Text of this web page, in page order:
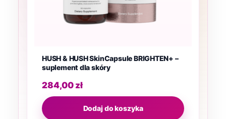
HUSH & HUSH SkinCapsule BRIGHTEN+ –
suplement dla skóry
284,00 zł
Dodaj do koszyka